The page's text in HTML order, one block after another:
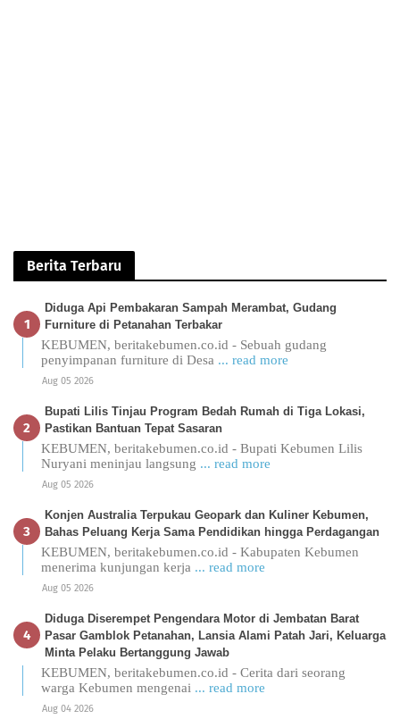
Berita Terbaru
Diduga Api Pembakaran Sampah Merambat, Gudang
Furniture di Petanahan Terbakar
KEBUMEN, beritakebumen.co.id - Sebuah gudang
penyimpanan furniture di Desa ... read more
Aug 05 2026
Bupati Lilis Tinjau Program Bedah Rumah di Tiga Lokasi,
Pastikan Bantuan Tepat Sasaran
KEBUMEN, beritakebumen.co.id - Bupati Kebumen Lilis
Nuryani meninjau langsung ... read more
Aug 05 2026
Konjen Australia Terpukau Geopark dan Kuliner Kebumen,
Bahas Peluang Kerja Sama Pendidikan hingga Perdagangan
KEBUMEN, beritakebumen.co.id - Kabupaten Kebumen
menerima kunjungan kerja ... read more
Aug 05 2026
Diduga Diserempet Pengendara Motor di Jembatan Barat
Pasar Gamblok Petanahan, Lansia Alami Patah Jari, Keluarga
Minta Pelaku Bertanggung Jawab
KEBUMEN, beritakebumen.co.id - Cerita dari seorang
warga Kebumen mengenai ... read more
Aug 04 2026